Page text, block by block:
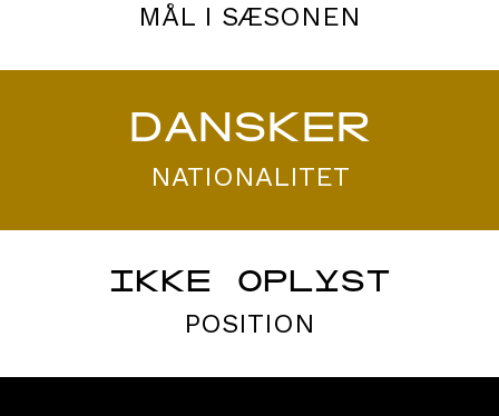
MÅL I SÆSONEN
DANSKER
NATIONALITET
IKKE OPLYST
POSITION